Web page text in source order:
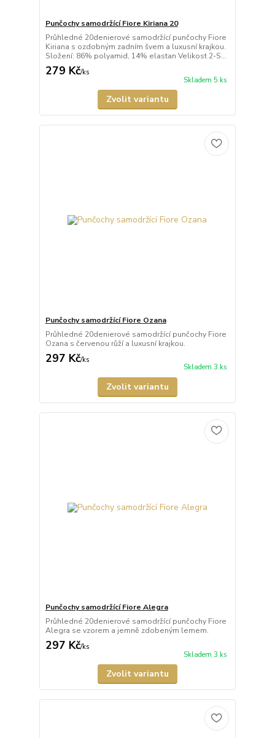
Punčochy samodržící Fiore Kiriana 20
Průhledné 20denierové samodržící punčochy Fiore
Kiriana s ozdobným zadním švem a luxusní krajkou.
Složení: 86% polyamid, 14% elastan Velikost 2-S...
279 Kč/ks
Skladem 5 ks
Zvolit variantu
Punčochy samodržící Fiore Ozana
Průhledné 20denierové samodržící punčochy Fiore
Ozana s červenou růží a luxusní krajkou.
297 Kč/ks
Skladem 3 ks
Zvolit variantu
Punčochy samodržící Fiore Alegra
Průhledné 20denierové samodržící punčochy Fiore
Alegra se vzorem a jemně zdobeným lemem.
297 Kč/ks
Skladem 3 ks
Zvolit variantu